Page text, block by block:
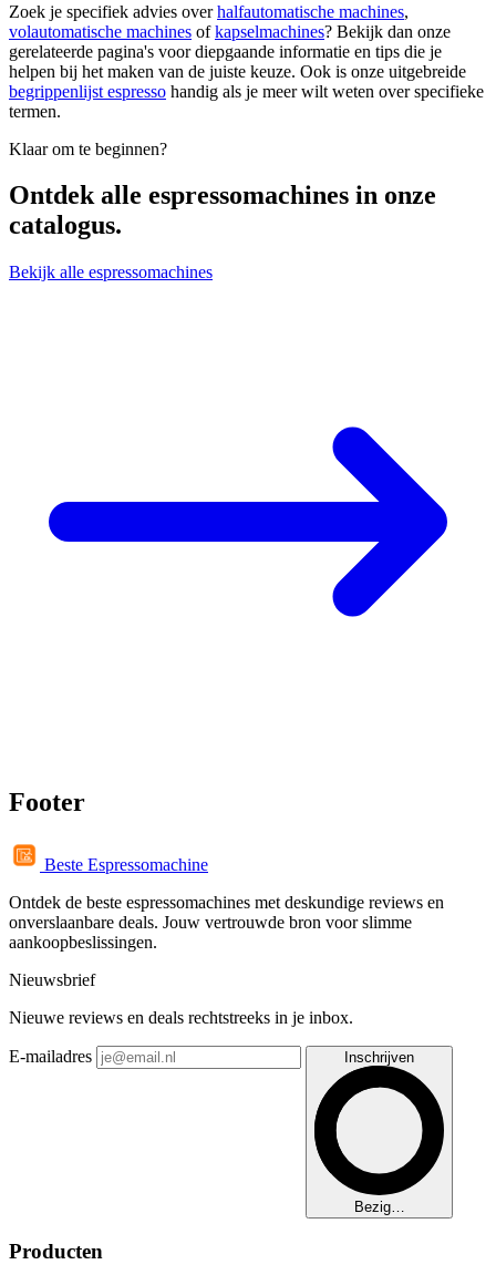
Zoek je specifiek advies overhalfautomatische machines,
volautomatische machines ofkapselmachines? Bekijk dan onze
gerelateerde pagina's voor diepgaande informatie en tips die je
helpen bij het maken van de juiste keuze. Ook is onze uitgebreide
begrippenlijst espresso handig als je meer wilt weten over specifieke
termen.
Klaar om te beginnen?
Ontdek alle espressomachines in onze
catalogus.
Bekijk alle espressomachines
Footer
Beste Espressomachine
Ontdek de beste espressomachines met deskundige reviews en
onverslaanbare deals. Jouw vertrouwde bron voor slimme
aankoopbeslissingen.
Nieuwsbrief
Nieuwe reviews en deals rechtstreeks in je inbox.
E-mailadres Inschrijven
Bezig…
Producten